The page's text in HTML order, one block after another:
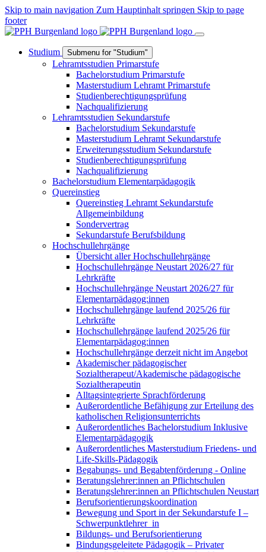
Skip to main navigation Zum Hauptinhalt springen Skip to page
footer
Studium Submenu for "Studium"
Lehramtsstudien Primarstufe
Bachelorstudium Primarstufe
Masterstudium Lehramt Primarstufe
Studienberechtigungsprüfung
Nachqualifizierung
Lehramtsstudien Sekundarstufe
Bachelorstudium Sekundarstufe
Masterstudium Lehramt Sekundarstufe
Erweiterungsstudium Sekundarstufe
Studienberechtigungsprüfung
Nachqualifizierung
Bachelorstudium Elementarpädagogik
Quereinstieg
Quereinstieg Lehramt Sekundarstufe
Allgemeinbildung
Sondervertrag
Sekundarstufe Berufsbildung
Hochschullehrgänge
Übersicht aller Hochschullehrgänge
Hochschullehrgänge Neustart 2026/27 für
Lehrkräfte
Hochschullehrgänge Neustart 2026/27 für
Elementarpädagog:innen
Hochschullehrgänge laufend 2025/26 für
Lehrkräfte
Hochschullehrgänge laufend 2025/26 für
Elementarpädagog:innen
Hochschullehrgänge derzeit nicht im Angebot
Akademischer pädagogischer
Sozialtherapeut/Akademische pädagogische
Sozialtherapeutin
Alltagsintegrierte Sprachförderung
Außerordentliche Befähigung zur Erteilung des
katholischen Religionsunterrichts
Außerordentliches Bachelorstudium Inklusive
Elementarpädagogik
Außerordentliches Masterstudium Friedens- und
Life-Skills-Pädagogik
Begabungs- und Begabtenförderung - Online
Beratungslehrer:innen an Pflichtschulen
Beratungslehrer:innen an Pflichtschulen Neustart
Berufsorientierungskoordination
Bewegung und Sport in der Sekundarstufe I –
Schwerpunktlehrer_in
Bildungs- und Berufsorientierung
Bindungsgeleitete Pädagogik – Privater